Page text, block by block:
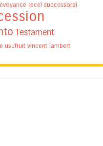
recel successoral
Testament
usufruit vincent lambert